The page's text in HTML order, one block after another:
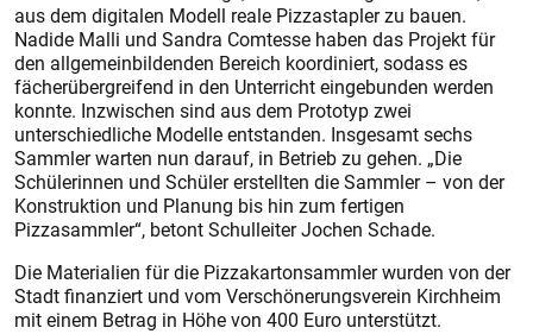
aus dem digitalen Modell reale Pizzastapler zu bauen.
Nadide Malli und Sandra Comtesse haben das Projekt für
den allgemeinbildenden Bereich koordiniert, sodass es
fächerübergreifend in den Unterricht eingebunden werden
konnte. Inzwischen sind aus dem Prototyp zwei
unterschiedliche Modelle entstanden. Insgesamt sechs
Sammler warten nun darauf, in Betrieb zu gehen. „Die
Schülerinnen und Schüler erstellten die Sammler – von der
Konstruktion und Planung bis hin zum fertigen
Pizzasammler“, betont Schulleiter Jochen Schade.
Die Materialien für die Pizzakartonsammler wurden von der
Stadt finanziert und vom Verschönerungsverein Kirchheim
mit einem Betrag in Höhe von 400 Euro unterstützt.